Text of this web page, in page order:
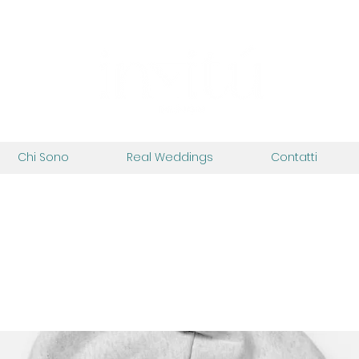
Chi Sono Real Weddings Contatti